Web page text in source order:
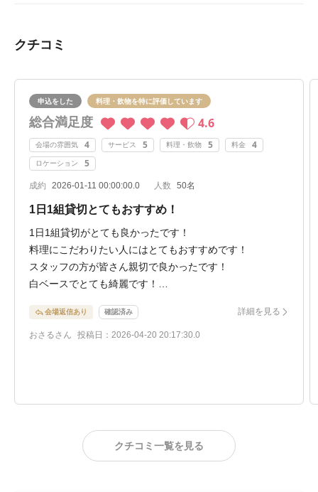
クチコミ
申込をした 料理・飲物を特に評価しています
総合満足度 4.6
会場の雰囲気 4 サービス 5 料理・飲物 5 料金 4
ロケーション 5
成約 2026-01-11 00:00:00.0 人数 50名
1日1組貸切とてもおすすめ！
1日1組貸切がとても良かったです！
料理にこだわりたい人にはとてもおすすめです！
スタッフの方が皆さん親切で良かったです！
白ベースでとても綺麗です！
全身鏡があるためゲストからは服装のチェックが出来るの
でとてもいいかと思いました！
会場返信あり 確認済み 詳細を見る
おさるさん 投稿日：2026-04-20 20:17:30.0
クチコミ一覧を見る